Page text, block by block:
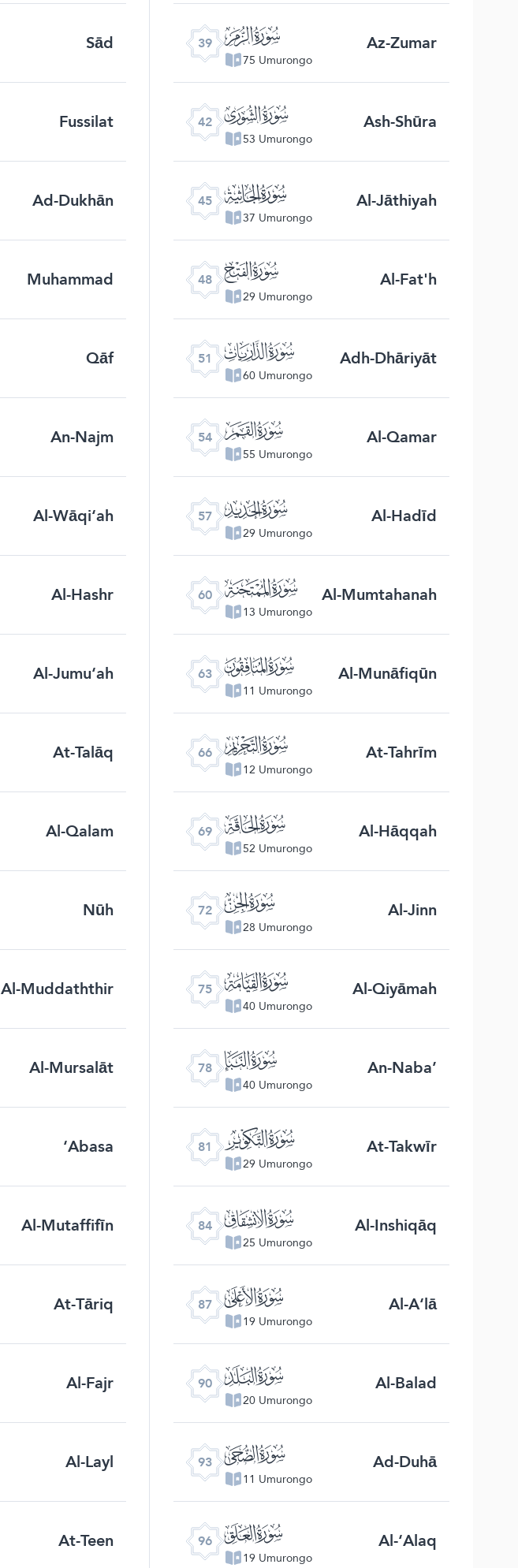
Sād 39 ﯔ
75 Umurongo
Az-Zumar
Fussilat 42 ﯗ
53 Umurongo
Ash-Shūra
Ad-Dukhān 45 ﯚ
37 Umurongo
Al-Jāthiyah
Muhammad 48 ﯝ
29 Umurongo
Al-Fat'h
Qāf 51 ﯠ
60 Umurongo
Adh-Dhāriyāt
An-Najm 54 ﯣ
55 Umurongo
Al-Qamar
Al-Wāqi‘ah 57 ﯦ
29 Umurongo
Al-Hadīd
Al-Hashr 60 ﯩ
13 Umurongo
Al-Mumtahanah
Al-Jumu‘ah 63 ﯬ
11 Umurongo
Al-Munāfiqūn
At-Talāq 66 ﯯ
12 Umurongo
At-Tahrīm
Al-Qalam 69 ﯲ
52 Umurongo
Al-Hāqqah
Nūh 72 ﯵ
28 Umurongo
Al-Jinn
Al-Muddaththir 75 ﯸ
40 Umurongo
Al-Qiyāmah
Al-Mursalāt 78 ﯻ
40 Umurongo
An-Naba’
‘Abasa 81 ﯾ
29 Umurongo
At-Takwīr
Al-Mutaffifīn 84 ﰁ
25 Umurongo
Al-Inshiqāq
At-Tāriq 87 ﰄ
19 Umurongo
Al-A‘lā
Al-Fajr 90 ﰇ
20 Umurongo
Al-Balad
Al-Layl 93 ﰊ
11 Umurongo
Ad-Duhā
At-Teen 96 ﰍ
19 Umurongo
Al-‘Alaq